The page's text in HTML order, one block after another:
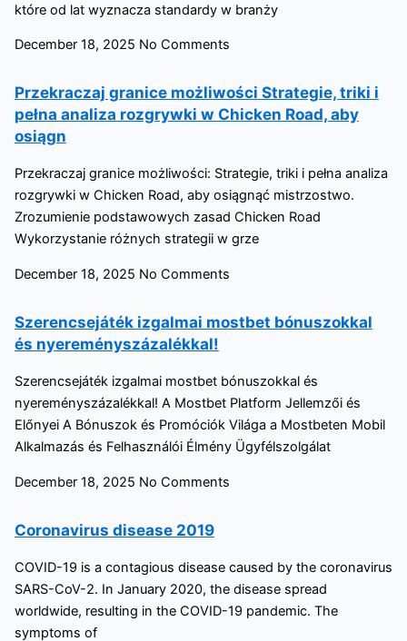
które od lat wyznacza standardy w branży
December 18, 2025 No Comments
Przekraczaj granice możliwości Strategie, triki i
pełna analiza rozgrywki w Chicken Road, aby
osiągn
Przekraczaj granice możliwości: Strategie, triki i pełna analiza
rozgrywki w Chicken Road, aby osiągnąć mistrzostwo.
Zrozumienie podstawowych zasad Chicken Road
Wykorzystanie różnych strategii w grze
December 18, 2025 No Comments
Szerencsejáték izgalmai mostbet bónuszokkal
és nyereményszázalékkal!
Szerencsejáték izgalmai mostbet bónuszokkal és
nyereményszázalékkal! A Mostbet Platform Jellemzői és
Előnyei A Bónuszok és Promóciók Világa a Mostbeten Mobil
Alkalmazás és Felhasználói Élmény Ügyfélszolgálat
December 18, 2025 No Comments
Coronavirus disease 2019
COVID-19 is a contagious disease caused by the coronavirus
SARS-CoV-2. In January 2020, the disease spread
worldwide, resulting in the COVID-19 pandemic. The
symptoms of